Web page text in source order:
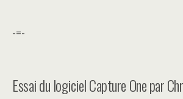
-=-
Essai du logiciel Capture One par